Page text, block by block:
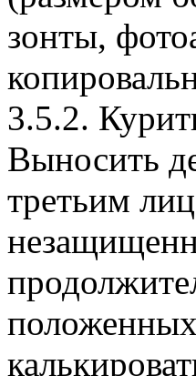
зонты,
3.5.2.
Выносить
третьим
положенных